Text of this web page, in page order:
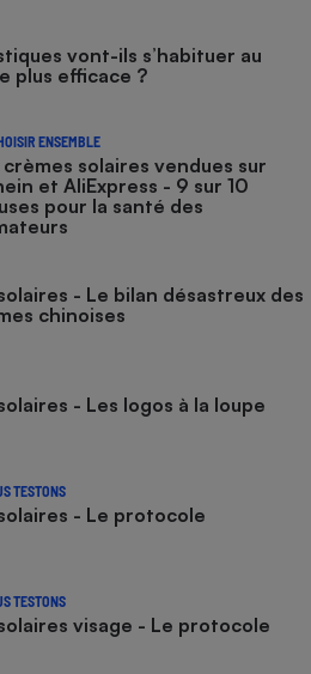
vont-ils s’habituer au
plus efficace ?
ENSEMBLE
solaires vendues sur
et AliExpress - 9 sur 10
pour la santé des
- Le bilan désastreux des
chinoises
- Les logos à la loupe
TESTONS
- Le protocole
TESTONS
visage - Le protocole